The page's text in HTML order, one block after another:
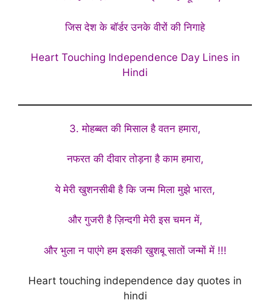
जिस देश के बॉर्डर उनके वीरों की निगाहे
Heart Touching Independence Day Lines in
Hindi
3. मोहब्बत की मिसाल है वतन हमारा,
नफरत की दीवार तोड़ना है काम हमारा,
ये मेरी खुशनसीबी है कि जन्म मिला मुझे भारत,
और गुजरी है ज़िन्दगी मेरी इस चमन में,
और भुला न पाएंगे हम इसकी खुशबू सातों जन्मों में !!!
Heart touching independence day quotes in
hindi